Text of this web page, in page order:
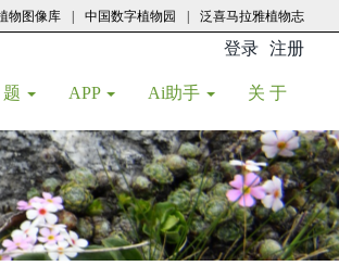
物图像库 中国数字植物园 泛喜马拉雅植物志
登录 注册
APP Ai助手 关 于